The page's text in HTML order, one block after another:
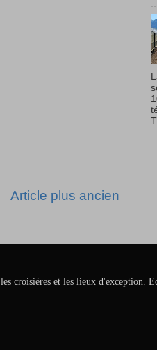
Article plus ancien
croisières et les lieux d'exception.